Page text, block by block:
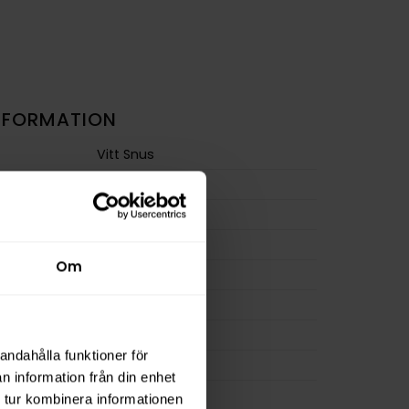
Om
funktioner för
information från din enhet
kombinera informationen
Vitt Snus
Slim
12 g
20